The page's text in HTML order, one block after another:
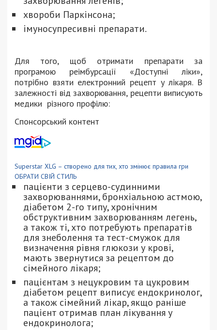
хвороби Паркінсона;
імуносупресивні препарати.
Для того, щоб отримати препарати за
програмою реімбурсації «Доступні ліки»,
потрібно взяти електронний рецепт у лікаря. В
залежності від захворювання, рецепти виписують
медики різного профілю:
Спонсорський контент
Superstar XLG – створено для тих, хто змінює правила гри
ОБРАТИ СВІЙ СТИЛЬ
пацієнти з серцево-судинними
захворюваннями, бронхіальною астмою,
діабетом 2-го типу, хронічним
обструктивним захворюванням легень,
а також ті, хто потребують препаратів
для знеболення та тест-смужок для
визначення рівня глюкози у крові,
мають звернутися за рецептом до
сімейного лікаря;
пацієнтам з нецукровим та цукровим
діабетом рецепт виписує ендокринолог,
а також сімейний лікар, якщо раніше
пацієнт отримав план лікування у
ендокринолога;